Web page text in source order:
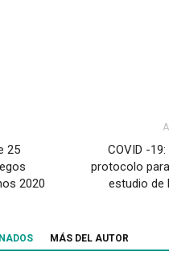
25
2020
COVID -
protocolo
estudio de
MÁS DEL AUTOR